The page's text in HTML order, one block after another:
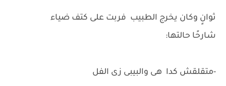
ثوانٍ وكان يخرج الطبيب فربت على كتف ضياء
شارحًا حالتها:
-متقلقش كدا هى والبيبى زى الفل